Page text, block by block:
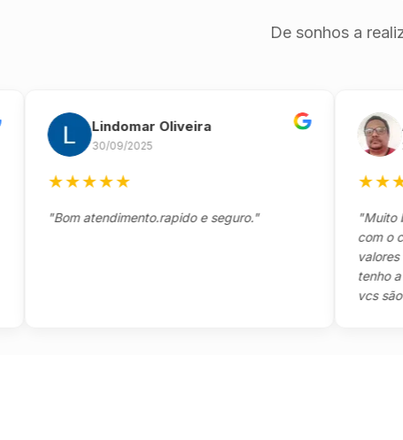
De sonhos a
Lindomar Oliveira
30/09/2025
★★★
"Bom atendimento.rapido e seguro."
26/
★★
"Muito
com o
valores e
tenho a
vcs são